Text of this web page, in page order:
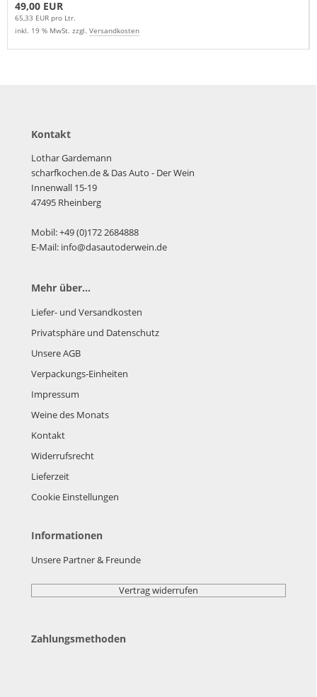
49,00 EUR
65,33 EUR pro Ltr.
inkl. 19 % MwSt. zzgl. Versandkosten
Kontakt
Lothar Gardemann
scharfkochen.de& Das Auto - Der Wein
Innenwall 15-19
47495 Rheinberg
Mobil: +49 (0)172 2684888
E-Mail: info@dasautoderwein.de
Mehr über...
Liefer- und Versandkosten
Privatsphäre und Datenschutz
Unsere AGB
Verpackungs-Einheiten
Impressum
Weine des Monats
Kontakt
Widerrufsrecht
Lieferzeit
Cookie Einstellungen
Informationen
Unsere Partner & Freunde
Vertrag widerrufen
Zahlungsmethoden